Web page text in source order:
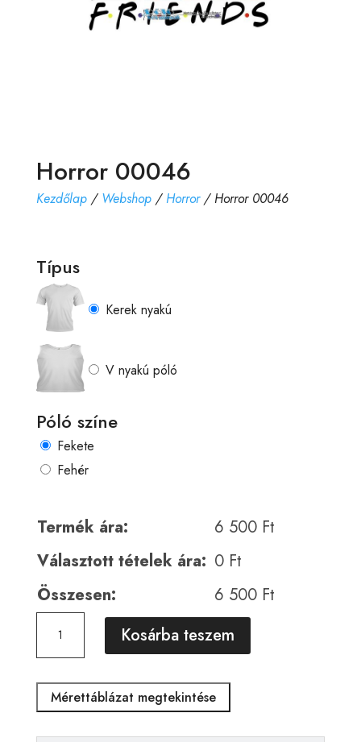
Horror 00046
Kezdőlap/ Webshop/ Horror/ Horror 00046
Típus
Kerek nyakú
V nyakú póló
Póló színe
Fekete
Fehér
Termék ára: 6 500 Ft
Választott tételek ára: 0 Ft
Összesen:
6 500 Ft
00046
Kosárba teszem
A
n
Mérettáblázat megtekintése